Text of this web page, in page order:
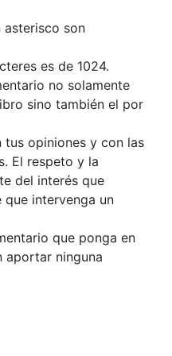
asterisco son
es de 1024.
no solamente
sino también el por
tus opiniones y con las
El respeto y la
del interés que
que intervenga un
que ponga en
aportar ninguna